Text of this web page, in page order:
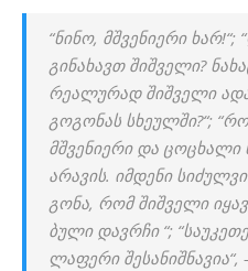
“ნინო, მშვე­ნი­ე­რი
გი­ნა­ხავთ შიშ­ვე­ლი?
რე­ა­ლუ­რად შიშ­ვე­ლი
გო­გო­ნას სხე­ულ­ში?“;
მშვე­ნი­ე­რი და ცო­ცხა­ლი
არა­ვის. იმ­დე­ნი
გო­ნა, რომ შიშ­ვე­ლი
ბუ­ლი დავ­რჩი “;
ლა­ფე­რი შე­სა­ნიშ­ნა­ვია“,